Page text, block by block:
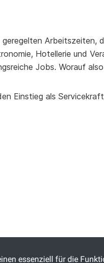
Arbeitszeiten,
Hotellerie und
Jobs. Worauf
Einstieg als
essenziell für die